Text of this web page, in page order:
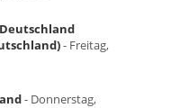
- Freitag,
- Donnerstag,